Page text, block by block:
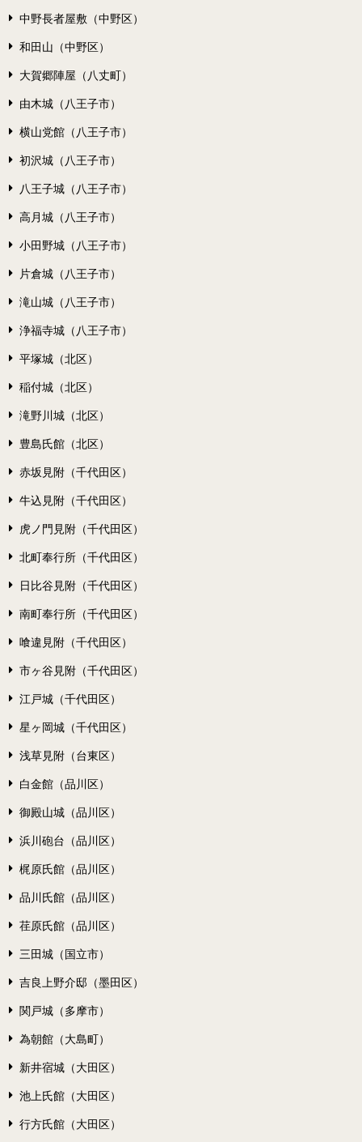
中野長者屋敷（中野区）
和田山（中野区）
大賀郷陣屋（八丈町）
由木城（八王子市）
横山党館（八王子市）
初沢城（八王子市）
八王子城（八王子市）
高月城（八王子市）
小田野城（八王子市）
片倉城（八王子市）
滝山城（八王子市）
浄福寺城（八王子市）
平塚城（北区）
稲付城（北区）
滝野川城（北区）
豊島氏館（北区）
赤坂見附（千代田区）
牛込見附（千代田区）
虎ノ門見附（千代田区）
北町奉行所（千代田区）
日比谷見附（千代田区）
南町奉行所（千代田区）
喰違見附（千代田区）
市ヶ谷見附（千代田区）
江戸城（千代田区）
星ヶ岡城（千代田区）
浅草見附（台東区）
白金館（品川区）
御殿山城（品川区）
浜川砲台（品川区）
梶原氏館（品川区）
品川氏館（品川区）
荏原氏館（品川区）
三田城（国立市）
吉良上野介邸（墨田区）
関戸城（多摩市）
為朝館（大島町）
新井宿城（大田区）
池上氏館（大田区）
行方氏館（大田区）